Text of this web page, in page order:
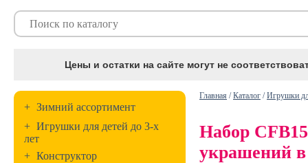
Цены и остатки на сайте могут не
+ Зимний ассортимент
+ Игрушки для детей до 3-х
лет
+ Конструктор
Главная /Каталог /Игрушки
Набор
украшений